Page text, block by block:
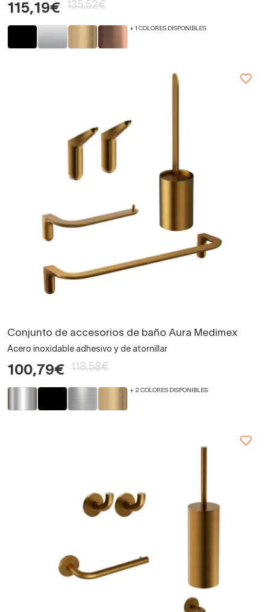
115,19€ 135,52€
+ 1 COLORES DISPONIBLES
Conjunto de accesorios de baño Aura Medimex
Acero inoxidable adhesivo y de atornillar
100,79€ 118,58€
+ 2 COLORES DISPONIBLES